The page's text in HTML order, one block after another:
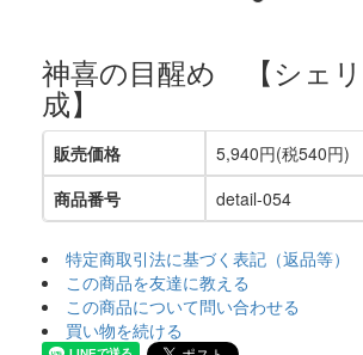
神喜の目醒め 【シェ
成】
販売価格
5,940円(税540円)
商品番号
detail-054
特定商取引法に基づく表記（返品等）
この商品を友達に教える
この商品について問い合わせる
買い物を続ける